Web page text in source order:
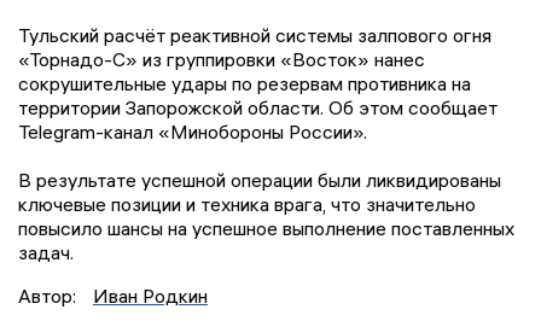
Тульский расчёт реактивной системы залпового огня
«Торнадо-С» из группировки «Восток» нанес
сокрушительные удары по резервам противника на
территории Запорожской области. Об этом сообщает
Telegram-канал «Минобороны России».
В результате успешной операции были ликвидированы
ключевые позиции и техника врага, что значительно
повысило шансы на успешное выполнение поставленных
задач.
Автор:
Иван Родкин